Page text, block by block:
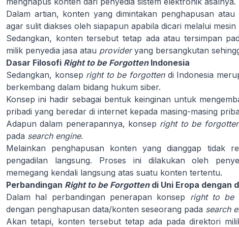
Dalam artian, konten yang dimintakan penghapusan atau
agar sulit diakses oleh siapapun apabila dicari melalui
Sedangkan, konten tersebut tetap ada atau tersimpan
milik penyedia jasa atau provideryang bersangkutan
Dasar Filosofi Right to be Forgotten Indonesia
Sedangkan, konsep right to be forgotten di Indonesia
berkembang dalam bidang hukum siber.
Konsep ini hadir sebagai bentuk keinginan untuk
pribadi yang beredar di internet kepada masing-masing
Adapun dalam penerapannya, konsep right to be
pada search engine.
Melainkan penghapusan konten yang dianggap tidak
pengadilan langsung. Proses ini dilakukan oleh
memegang kendali langsung atas suatu konten tertentu.
Perbandingan Right to be Forgotten di Uni Eropa dengan
Dalam hal perbandingan penerapan konsep right to be
dengan penghapusan data/konten seseorang pada search
Akan tetapi, konten tersebut tetap ada pada direktori